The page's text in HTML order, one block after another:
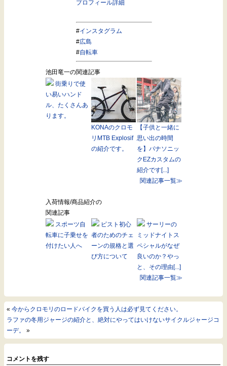
プロフィール詳細
#インスタグラム
#広島
#自転車
池田竜一の関連記事
街乗りで使
い易いハンド
ル、たくさんあ
ります。
KONAのクロモ
リMTB Explosif
の紹介です。
【子供と一緒に
思い出の時間
を】パナソニッ
クEZカスタムの
紹介です[...]
関連記事一覧≫
入荷情報/商品紹介の
関連記事
スポーツ自
転車に子乗せを
付けたい人へ
ピスト初心
者のためのチェ
ーンの規格と選
び方について
サーリーの
ミッドナイトス
ペシャルがなぜ
良いのか？やっ
と、その理由[...]
関連記事一覧≫
« 今からクロモリのロードバイクを買う人は必ず見てください。
ラファの冬用ジャージの紹介と、絶対にやってはいけないサイクルジャージコ
ーデ。
»
コメントを残す